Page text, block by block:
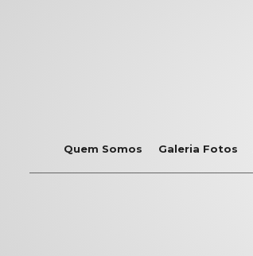
Quem Somos Galeria Fotos